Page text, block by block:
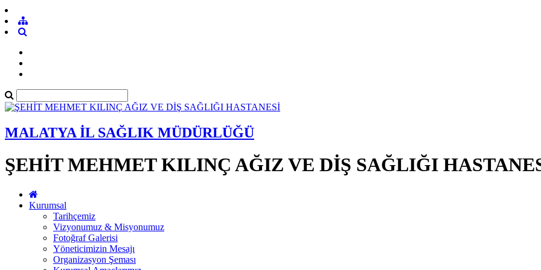
MALATYA İL SAĞLIK MÜDÜRLÜĞÜ
ŞEHİT MEHMET KILINÇ AĞIZ VE DİŞ SAĞLIĞI
Kurumsal
Tarihçemiz
Vizyonumuz & Misyonumuz
Fotoğraf Galerisi
Yöneticimizin Mesajı
Organizasyon Şeması